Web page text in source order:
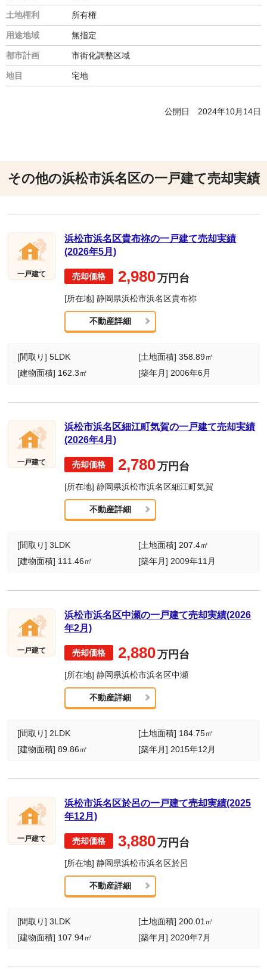
土地権利 所有権
用途地域 無指定
都市計画 市街化調整区域
地目 宅地
公開日 2024年10月14日
その他の浜松市浜名区の一戸建て売却実績
一戸建て
浜松市浜名区貴布祢の一戸建て売却実績
(2026年5月)
2,980万円台
[所在地] 静岡県浜松市浜名区貴布祢
不動産詳細
[間取り] 5LDK
[土地面積] 358.89㎡
[建物面積] 162.3㎡
[築年月] 2006年6月
一戸建て
浜松市浜名区細江町気賀の一戸建て売却実績
(2026年4月)
2,780万円台
[所在地] 静岡県浜松市浜名区細江町気賀
不動産詳細
[間取り] 3LDK
[土地面積] 207.4㎡
[建物面積] 111.46㎡
[築年月] 2009年11月
一戸建て
浜松市浜名区中瀬の一戸建て売却実績(2026
年2月)
2,880万円台
[所在地] 静岡県浜松市浜名区中瀬
不動産詳細
[間取り] 2LDK
[土地面積] 184.75㎡
[建物面積] 89.86㎡
[築年月] 2015年12月
一戸建て
浜松市浜名区於呂の一戸建て売却実績(2025
年12月)
3,880万円台
[所在地] 静岡県浜松市浜名区於呂
不動産詳細
[間取り] 3LDK
[土地面積] 200.01㎡
[建物面積] 107.94㎡
[築年月] 2020年7月